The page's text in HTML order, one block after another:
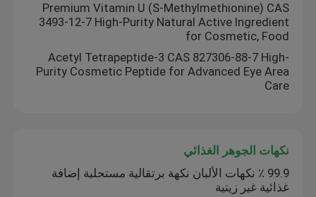
Premium Vitamin U (S-Methylmethionine) CAS
3493-12-7 High-Purity Natural Active Ingredient
for Cosmetic, Food
Acetyl Tetrapeptide-3 CAS 827306-88-7 High-
Purity Cosmetic Peptide for Advanced Eye Area
Care
نكهات الجوهر الغذائي
99.9 ٪ نكهات الألبان نكهة برتقالية مستحلبة إضافة
غذائية غير زيتية